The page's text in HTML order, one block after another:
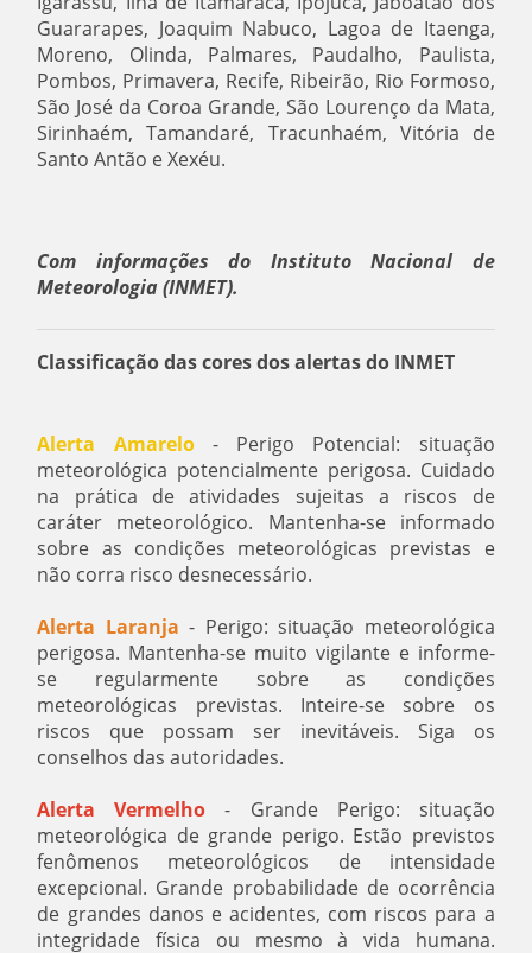
Guararapes, Joaquim Nabuco, Lagoa de Itaenga,
Moreno, Olinda, Palmares, Paudalho, Paulista,
Pombos, Primavera, Recife, Ribeirão, Rio Formoso,
São José da Coroa Grande, São Lourenço da Mata,
Sirinhaém, Tamandaré, Tracunhaém, Vitória de
Santo Antão e Xexéu.
Com informações do Instituto Nacional de
Meteorologia (INMET).
Classificação das cores dos alertas do INMET
Alerta Amarelo- Perigo Potencial: situação
meteorológica potencialmente perigosa. Cuidado
na prática de atividades sujeitas a riscos de
caráter meteorológico. Mantenha-se informado
sobre as condições meteorológicas previstas e
não corra risco desnecessário.
Alerta Laranja - Perigo: situação meteorológica
perigosa. Mantenha-se muito vigilante e informe-
se regularmente sobre as condições
meteorológicas previstas. Inteire-se sobre os
riscos que possam ser inevitáveis. Siga os
conselhos das autoridades.
Alerta Vermelho - Grande Perigo: situação
meteorológica de grande perigo. Estão previstos
fenômenos meteorológicos de intensidade
excepcional. Grande probabilidade de ocorrência
de grandes danos e acidentes, com riscos para a
integridade física ou mesmo à vida humana.